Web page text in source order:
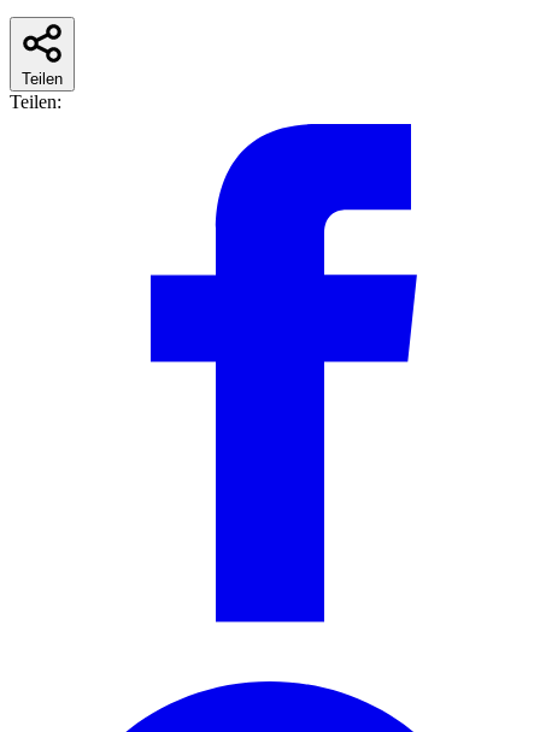
Teilen
Teilen: